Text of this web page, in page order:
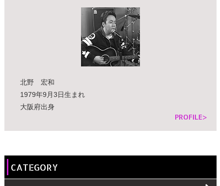
北野 宏和
1979年9月3日生まれ
大阪府出身
PROFILE>
CATEGORY